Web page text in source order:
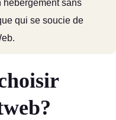
hébergement sans
qui se soucie de